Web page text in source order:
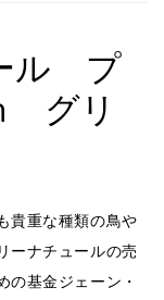
ル プ
グリ
貴重な種類の鳥や
ーナチュールの売
の基金ジェーン・